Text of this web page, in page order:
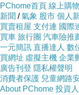
PChome首頁 線上購物
新聞 /氣象 股市 個人
買賣租屋 支付連 國際
買車 旅行團 汽車險推
一元簡訊 直播達人 數
買網址 虛擬主機 企業
廣告刊登 隱私權聲明
消費者保護 兒童網路
About PChome 投資